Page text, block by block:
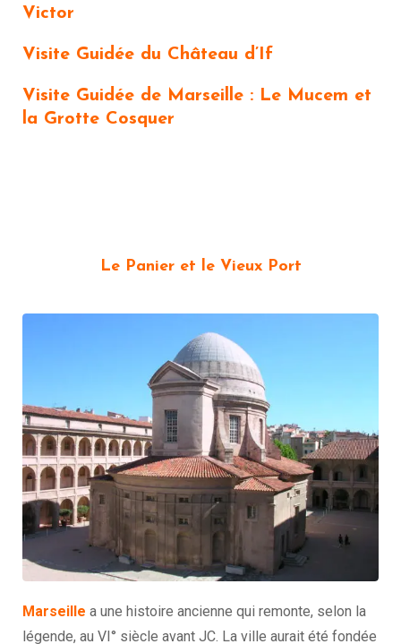
Victor
Visite Guidée du Château d’If
Visite Guidée de Marseille : Le Mucem et
la Grotte Cosquer
Le Panier et le Vieux Port
Marseille a une histoire ancienne qui remonte, selon la
légende, au VI° siècle avant JC. La ville aurait été fondée